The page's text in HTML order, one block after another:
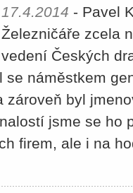
17.4.2014 - Pavel
Železničáře zcela
vedení Českých
se náměstkem
zároveň byl
jsme se ho
firem, ale i na